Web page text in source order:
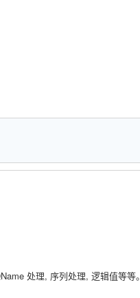
处理, 序列处理, 逻辑值等等。